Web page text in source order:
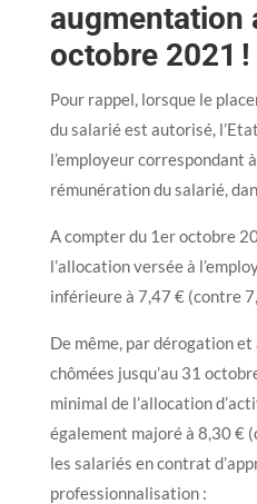
augmentation
octobre 2021 !
Pour rappel, lorsque le
du salarié est autorisé,
l’employeur correspondant
rémunération du salarié,
A compter du 1er octobre
l’allocation versée à
inférieure à 7,47 € (contre
De même, par dérogation
chômées jusqu’au 31
minimal de l’allocation
également majoré à 8,30 €
les salariés en contrat
professionnalisation :